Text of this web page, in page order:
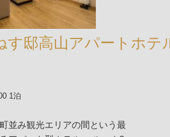
す邸高山アパートホテ
1泊
並み観光エリアの間という最